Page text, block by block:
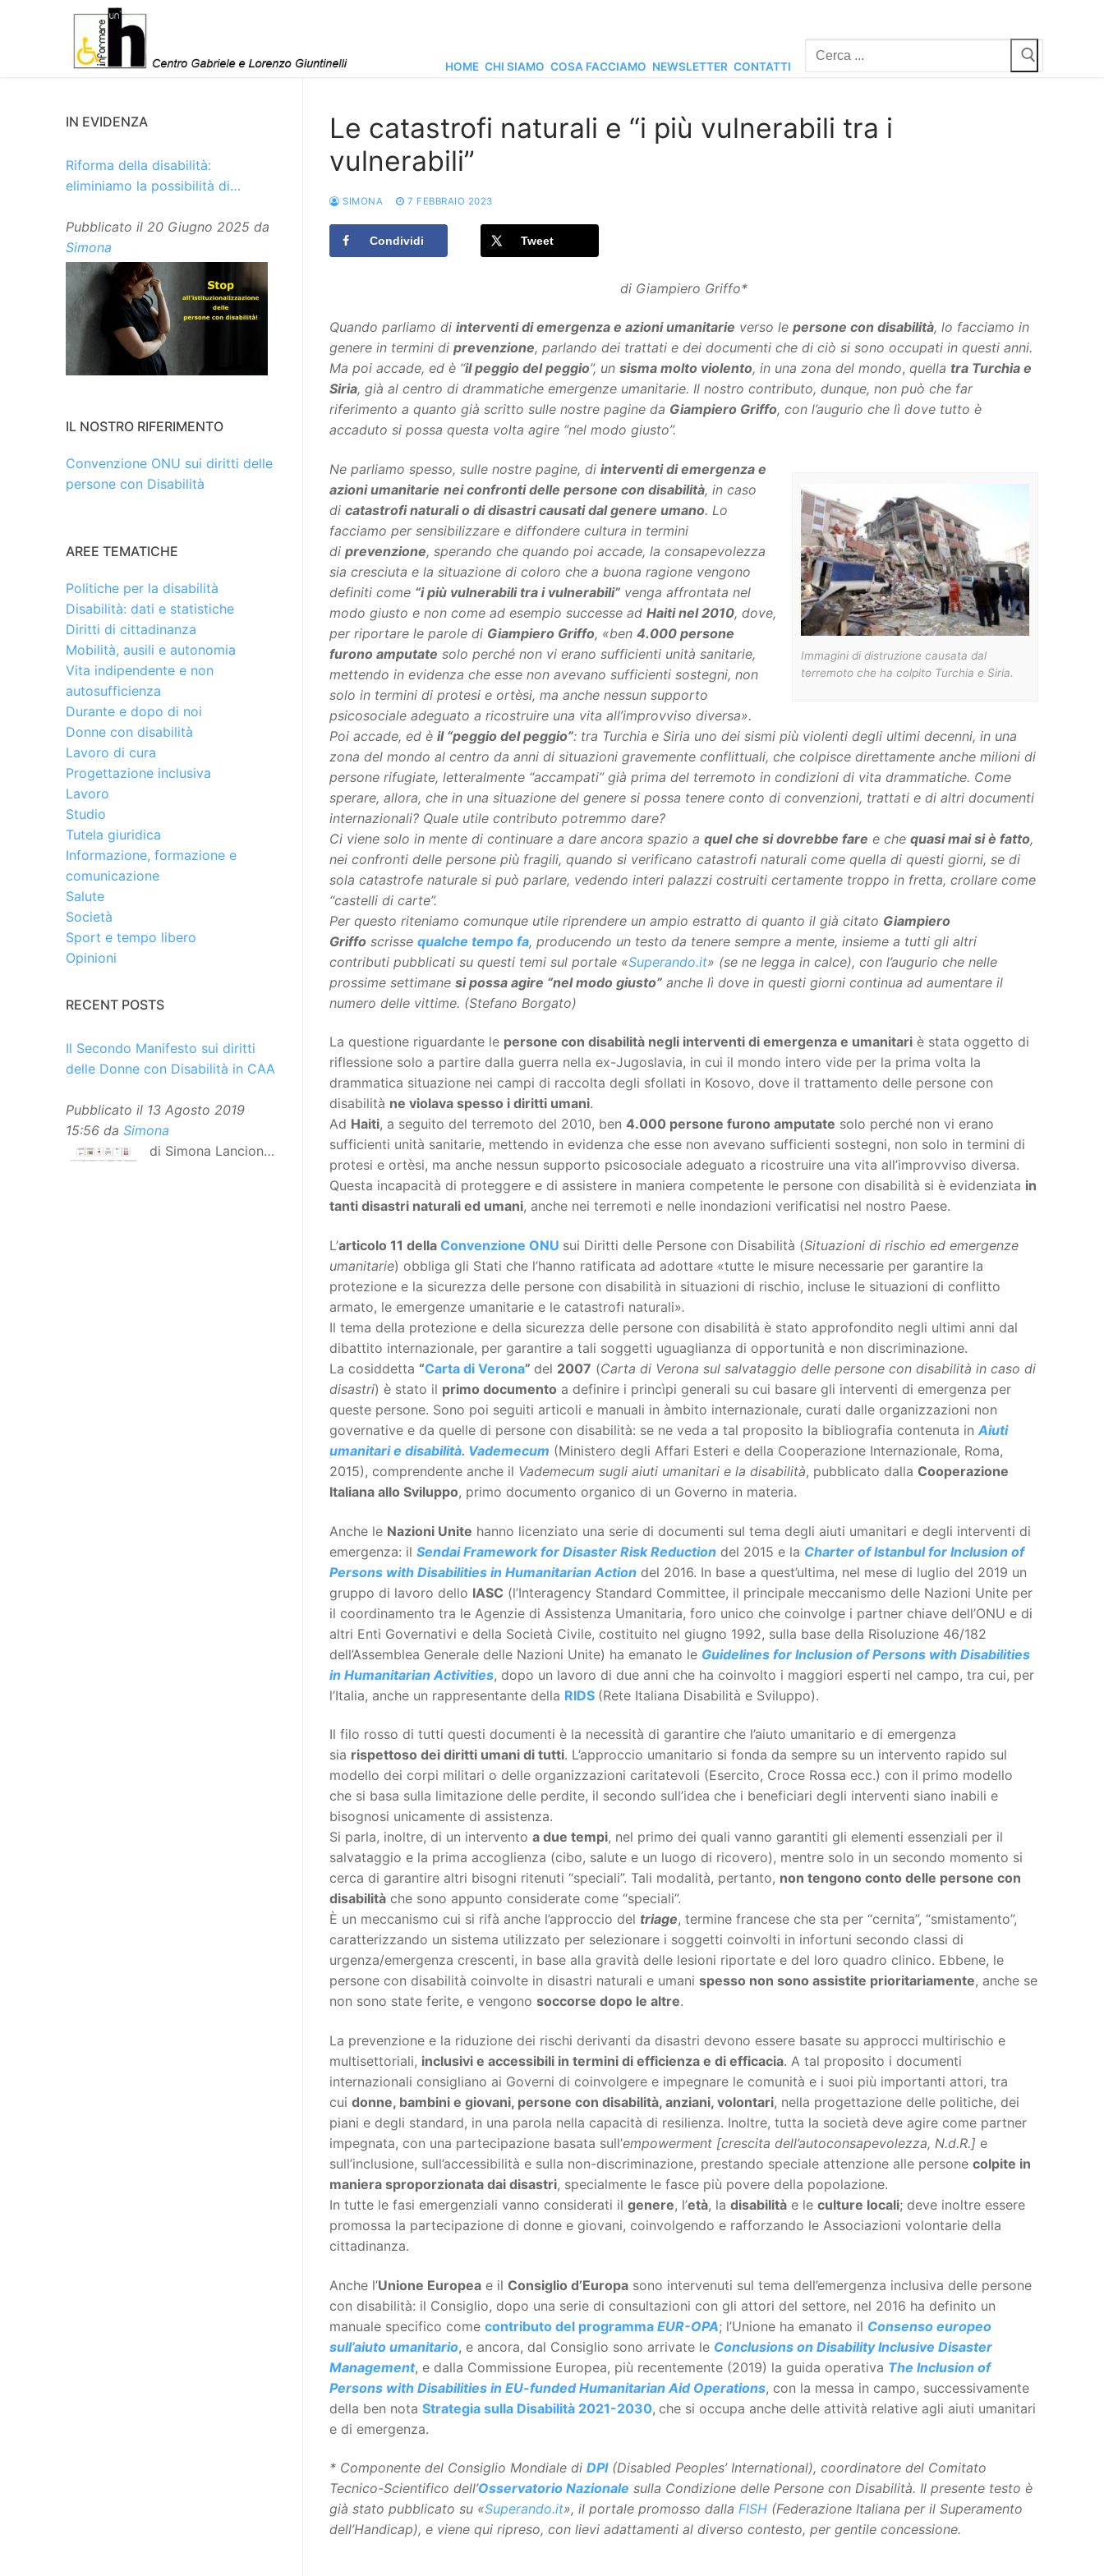
HOME CHI SIAMO COSA FACCIAMO NEWSLETTER CONTATTI
Cerca:
Le catastrofi naturali e “i più vulnerabili tra i
vulnerabili”
SIMONA 7 FEBBRAIO 2023
Condividi Tweet
di Giampiero Griffo*
Quando parliamo di interventi di emergenza e azioni umanitarie verso le persone con disabilità, lo facciamo in
genere in termini di prevenzione, parlando dei trattati e dei documenti che di ciò si sono occupati in questi anni.
Ma poi accade, ed è “il peggio del peggio”, un sisma molto violento, in una zona del mondo, quella tra Turchia e
Siria, già al centro di drammatiche emergenze umanitarie. Il nostro contributo, dunque, non può che far
riferimento a quanto già scritto sulle nostre pagine da Giampiero Griffo, con l’augurio che lì dove tutto è
accaduto si possa questa volta agire “nel modo giusto”.
Immagini di distruzione causata dal
terremoto che ha colpito Turchia e Siria.
Ne parliamo spesso, sulle nostre pagine, di interventi di emergenza e
azioni umanitarie nei confronti delle persone con disabilità, in caso
di catastrofi naturali o di disastri causati dal genere umano. Lo
facciamo per sensibilizzare e diffondere cultura in termini
di prevenzione, sperando che quando poi accade, la consapevolezza
sia cresciuta e la situazione di coloro che a buona ragione vengono
definiti come “i più vulnerabili tra i vulnerabili” venga affrontata nel
modo giusto e non come ad esempio successe ad Haiti nel 2010, dove,
per riportare le parole di Giampiero Griffo, «ben 4.000 persone
furono amputate solo perché non vi erano sufficienti unità sanitarie,
mettendo in evidenza che esse non avevano sufficienti sostegni, non
solo in termini di protesi e ortèsi, ma anche nessun supporto
psicosociale adeguato a ricostruire una vita all’improvviso diversa».
Poi accade, ed è il “peggio del peggio”: tra Turchia e Siria uno dei sismi più violenti degli ultimi decenni, in una
zona del mondo al centro da anni di situazioni gravemente conflittuali, che colpisce direttamente anche milioni di
persone rifugiate, letteralmente “accampati” già prima del terremoto in condizioni di vita drammatiche. Come
sperare, allora, che in una situazione del genere si possa tenere conto di convenzioni, trattati e di altri documenti
internazionali? Quale utile contributo potremmo dare?
Ci viene solo in mente di continuare a dare ancora spazio a quel che si dovrebbe fare e che quasi mai si è fatto,
nei confronti delle persone più fragili, quando si verificano catastrofi naturali come quella di questi giorni, se di
sola catastrofe naturale si può parlare, vedendo interi palazzi costruiti certamente troppo in fretta, crollare come
“castelli di carte”.
Per questo riteniamo comunque utile riprendere un ampio estratto di quanto il già citato Giampiero
Griffo scrisse qualche tempo fa, producendo un testo da tenere sempre a mente, insieme a tutti gli altri
contributi pubblicati su questi temi sul portale «Superando.it» (se ne legga in calce), con l’augurio che nelle
prossime settimane si possa agire “nel modo giusto” anche lì dove in questi giorni continua ad aumentare il
numero delle vittime. (Stefano Borgato)
La questione riguardante le persone con disabilità negli interventi di emergenza e umanitari è stata oggetto di
riflessione solo a partire dalla guerra nella ex-Jugoslavia, in cui il mondo intero vide per la prima volta la
drammatica situazione nei campi di raccolta degli sfollati in Kosovo, dove il trattamento delle persone con
disabilità ne violava spesso i diritti umani.
Ad Haiti, a seguito del terremoto del 2010, ben 4.000 persone furono amputate solo perché non vi erano
sufficienti unità sanitarie, mettendo in evidenza che esse non avevano sufficienti sostegni, non solo in termini di
protesi e ortèsi, ma anche nessun supporto psicosociale adeguato a ricostruire una vita all’improvviso diversa.
Questa incapacità di proteggere e di assistere in maniera competente le persone con disabilità si è evidenziata in
tanti disastri naturali ed umani, anche nei terremoti e nelle inondazioni verificatisi nel nostro Paese.
L’articolo 11 della Convenzione ONU sui Diritti delle Persone con Disabilità (Situazioni di rischio ed emergenze
umanitarie) obbliga gli Stati che l’hanno ratificata ad adottare «tutte le misure necessarie per garantire la
protezione e la sicurezza delle persone con disabilità in situazioni di rischio, incluse le situazioni di conflitto
armato, le emergenze umanitarie e le catastrofi naturali».
Il tema della protezione e della sicurezza delle persone con disabilità è stato approfondito negli ultimi anni dal
dibattito internazionale, per garantire a tali soggetti uguaglianza di opportunità e non discriminazione.
La cosiddetta “Carta di Verona” del 2007 (Carta di Verona sul salvataggio delle persone con disabilità in caso di
disastri) è stato il primo documento a definire i princìpi generali su cui basare gli interventi di emergenza per
queste persone. Sono poi seguiti articoli e manuali in àmbito internazionale, curati dalle organizzazioni non
governative e da quelle di persone con disabilità: se ne veda a tal proposito la bibliografia contenuta inAiuti
umanitari e disabilità. Vademecum (Ministero degli Affari Esteri e della Cooperazione Internazionale, Roma,
2015), comprendente anche il Vademecum sugli aiuti umanitari e la disabilità, pubblicato dalla Cooperazione
Italiana allo Sviluppo, primo documento organico di un Governo in materia.
Anche le Nazioni Unite hanno licenziato una serie di documenti sul tema degli aiuti umanitari e degli interventi di
emergenza: il Sendai Framework for Disaster Risk Reduction del 2015 e la Charter of Istanbul for Inclusion of
Persons with Disabilities in Humanitarian Action del 2016. In base a quest’ultima, nel mese di luglio del 2019 un
gruppo di lavoro dello IASC (l’Interagency Standard Committee, il principale meccanismo delle Nazioni Unite per
il coordinamento tra le Agenzie di Assistenza Umanitaria, foro unico che coinvolge i partner chiave dell’ONU e di
altri Enti Governativi e della Società Civile, costituito nel giugno 1992, sulla base della Risoluzione 46/182
dell’Assemblea Generale delle Nazioni Unite) ha emanato le Guidelines for Inclusion of Persons with Disabilities
in Humanitarian Activities, dopo un lavoro di due anni che ha coinvolto i maggiori esperti nel campo, tra cui, per
l’Italia, anche un rappresentante della RIDS (Rete Italiana Disabilità e Sviluppo).
Il filo rosso di tutti questi documenti è la necessità di garantire che l’aiuto umanitario e di emergenza
sia rispettoso dei diritti umani di tutti. L’approccio umanitario si fonda da sempre su un intervento rapido sul
modello dei corpi militari o delle organizzazioni caritatevoli (Esercito, Croce Rossa ecc.) con il primo modello
che si basa sulla limitazione delle perdite, il secondo sull’idea che i beneficiari degli interventi siano inabili e
bisognosi unicamente di assistenza.
Si parla, inoltre, di un intervento a due tempi, nel primo dei quali vanno garantiti gli elementi essenziali per il
salvataggio e la prima accoglienza (cibo, salute e un luogo di ricovero), mentre solo in un secondo momento si
cerca di garantire altri bisogni ritenuti “speciali”. Tali modalità, pertanto, non tengono conto delle persone con
disabilità che sono appunto considerate come “speciali”.
È un meccanismo cui si rifà anche l’approccio del triage, termine francese che sta per “cernita”, “smistamento”,
caratterizzando un sistema utilizzato per selezionare i soggetti coinvolti in infortuni secondo classi di
urgenza/emergenza crescenti, in base alla gravità delle lesioni riportate e del loro quadro clinico. Ebbene, le
persone con disabilità coinvolte in disastri naturali e umani spesso non sono assistite prioritariamente, anche se
non sono state ferite, e vengono soccorse dopo le altre.
La prevenzione e la riduzione dei rischi derivanti da disastri devono essere basate su approcci multirischio e
multisettoriali, inclusivi e accessibili in termini di efficienza e di efficacia. A tal proposito i documenti
internazionali consigliano ai Governi di coinvolgere e impegnare le comunità e i suoi più importanti attori, tra
cui donne, bambini e giovani, persone con disabilità, anziani, volontari, nella progettazione delle politiche, dei
piani e degli standard, in una parola nella capacità di resilienza. Inoltre, tutta la società deve agire come partner
impegnata, con una partecipazione basata sull’empowerment [crescita dell’autoconsapevolezza, N.d.R.] e
sull’inclusione, sull’accessibilità e sulla non-discriminazione, prestando speciale attenzione alle persone colpite in
maniera sproporzionata dai disastri, specialmente le fasce più povere della popolazione.
In tutte le fasi emergenziali vanno considerati il genere, l’età, la disabilità e le culture locali; deve inoltre essere
promossa la partecipazione di donne e giovani, coinvolgendo e rafforzando le Associazioni volontarie della
cittadinanza.
Anche l’Unione Europea e il Consiglio d’Europa sono intervenuti sul tema dell’emergenza inclusiva delle persone
con disabilità: il Consiglio, dopo una serie di consultazioni con gli attori del settore, nel 2016 ha definito un
manuale specifico come contributo del programma EUR-OPA; l’Unione ha emanato il Consenso europeo
sull’aiuto umanitario, e ancora, dal Consiglio sono arrivate le Conclusions on Disability Inclusive Disaster
Management, e dalla Commissione Europea, più recentemente (2019) la guida operativa The Inclusion of
Persons with Disabilities in EU-funded Humanitarian Aid Operations, con la messa in campo, successivamente
della ben nota Strategia sulla Disabilità 2021-2030, che si occupa anche delle attività relative agli aiuti umanitari
e di emergenza.
* Componente del Consiglio Mondiale di DPI(Disabled Peoples’ International), coordinatore del Comitato
Tecnico-Scientifico dell’Osservatorio Nazionale sulla Condizione delle Persone con Disabilità. Il presente testo è
già stato pubblicato su «Superando.it», il portale promosso dalla FISH (Federazione Italiana per il Superamento
dell’Handicap), e viene qui ripreso, con lievi adattamenti al diverso contesto, per gentile concessione.
IN EVIDENZA
Riforma della disabilità:
eliminiamo la possibilità di
Pubblicato il 20 Giugno 2025 da
Simona
IL NOSTRO RIFERIMENTO
Convenzione ONU sui diritti delle
persone con Disabilità
AREE TEMATICHE
Politiche per la disabilità
Disabilità: dati e statistiche
Diritti di cittadinanza
Mobilità, ausili e autonomia
Vita indipendente e non
autosufficienza
Durante e dopo di noi
Donne con disabilità
Lavoro di cura
Progettazione inclusiva
Lavoro
Studio
Tutela giuridica
Informazione, formazione e
comunicazione
Salute
Società
Sport e tempo libero
Opinioni
RECENT POSTS
Il Secondo Manifesto sui diritti
delle Donne con Disabilità in CAA
Pubblicato il 13 Agosto 2019
15:56 da Simona
di Simona Lancioni,